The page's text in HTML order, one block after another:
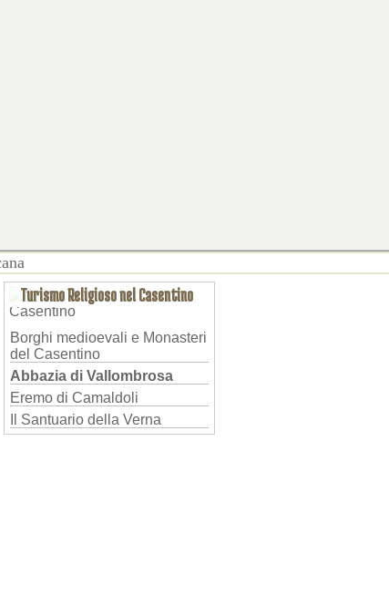
Turismo Religioso nel Casentino
Borghi medioevali e Monasteri
del Casentino
Abbazia di Vallombrosa
Eremo di Camaldoli
Il Santuario della Verna